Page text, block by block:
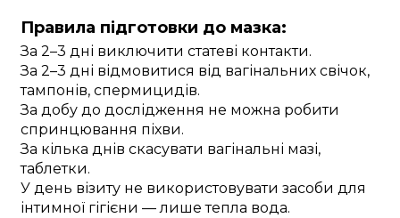
Правила підготовки до мазка:
За 2–3 дні виключити статеві контакти.
За 2–3 дні відмовитися від вагінальних свічок,
тампонів, спермицидів.
За добу до дослідження не можна робити
спринцювання піхви.
За кілька днів скасувати вагінальні мазі,
таблетки.
У день візиту не використовувати засоби для
інтимної гігієни — лише тепла вода.